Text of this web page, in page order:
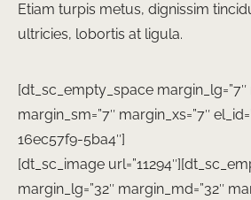
Etiam turpis metus, dignissim
ultricies, lobortis at ligula.
[dt_sc_empty_space margin_lg=”7″
margin_sm=”7″ margin_xs=”7″
16ec57f9-5ba4″]
[dt_sc_image
margin_lg=”32″ margin_md=”32″